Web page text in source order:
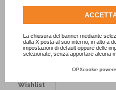
Consulta l'informativa
La chiusura del banner mediante
dalla X posta al suo interno, in alto a
impostazioni di default oppure delle
selezionate, senza apportare alcuna
OPXcookie
Tovaglia in carta Rosa
AGGIUNGI
Wishlist